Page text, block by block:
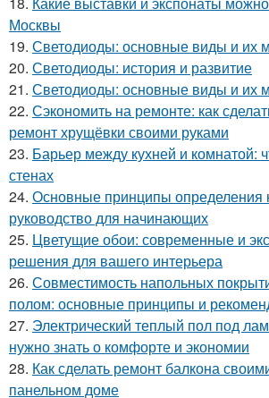
Москвы
19. Светодиоды: основные виды и их
20. Светодиоды: история и развитие
21. Светодиоды: основные виды и их
22. Сэкономить на ремонте: как
ремонт хрущёвки своими руками
23. Барьер между кухней и комнатой:
стенах
24. Основные принципы определения
руководство для начинающих
25. Цветущие обои: современные и
решения для вашего интерьера
26. Совместимость напольных
полом: основные принципы и
27. Электрический теплый пол под
нужно знать о комфорте и экономии
28. Как сделать ремонт балкона
панельном доме